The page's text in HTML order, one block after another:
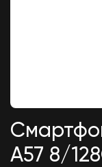
A57 8/